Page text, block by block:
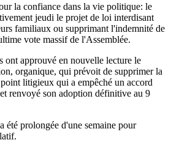
la confiance dans la vie politique: le
jeudi le projet de loi interdisant
familiaux ou supprimant l'indemnité de
vote massif de l'Assemblée.
ont approuvé en nouvelle lecture le
organique, qui prévoit de supprimer la
litigieux qui a empêché un accord
renvoyé son adoption définitive au 9
été prolongée d'une semaine pour